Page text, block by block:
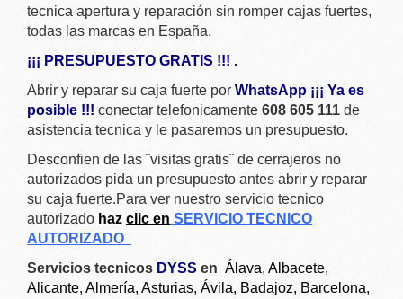
tecnica apertura y reparación sin romper cajas fuertes,
todas las marcas en España.
¡¡¡ PRESUPUESTO GRATIS !!! .
Abrir y reparar su caja fuerte por WhatsApp ¡¡¡ Ya es
posible !!! conectar telefonicamente 608 605 111 de
asistencia tecnica y le pasaremos un presupuesto.
Desconfien de las ¨visitas gratis¨ de cerrajeros no
autorizados pida un presupuesto antes abrir y reparar
su caja fuerte.Para ver nuestro servicio tecnico
autorizado haz clic en SERVICIO TECNICO
AUTORIZADO
Servicios tecnicos DYSS en Álava, Albacete,
Alicante, Almería, Asturias, Ávila, Badajoz, Barcelona,